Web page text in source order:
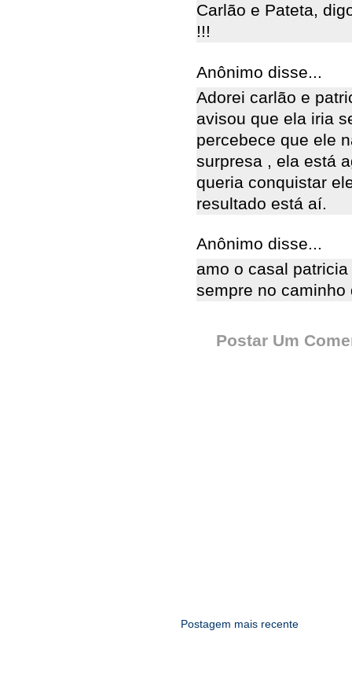
Carlão e Pateta,
!!!
Anônimo disse...
Adorei carlão e
avisou que ela iria
percebece que ele
surpresa , ela está
queria conquistar
resultado está aí.
Anônimo disse...
amo o casal
sempre no caminho
Postar Um
Postagem mais recente